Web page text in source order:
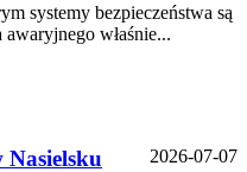
systemy bezpieczeństwa są
właśnie...
2026-07-07
Nasielsku